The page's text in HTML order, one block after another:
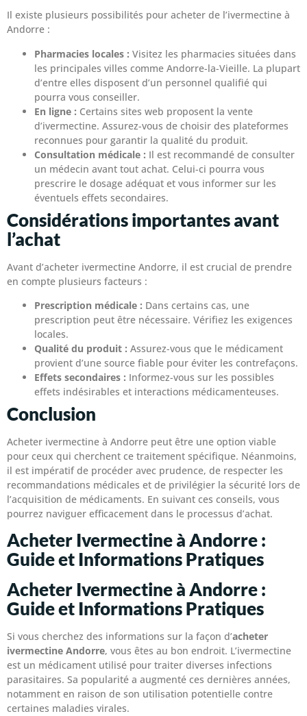
Il existe plusieurs possibilités pour acheter de l’ivermectine à
Andorre :
Pharmacies locales : Visitez les pharmacies situées dans
les principales villes comme Andorre-la-Vieille. La plupart
d’entre elles disposent d’un personnel qualifié qui
pourra vous conseiller.
En ligne : Certains sites web proposent la vente
d’ivermectine. Assurez-vous de choisir des plateformes
reconnues pour garantir la qualité du produit.
Consultation médicale : Il est recommandé de consulter
un médecin avant tout achat. Celui-ci pourra vous
prescrire le dosage adéquat et vous informer sur les
éventuels effets secondaires.
Considérations importantes avant
l’achat
Avant d’acheter ivermectine Andorre, il est crucial de prendre
en compte plusieurs facteurs :
Prescription médicale : Dans certains cas, une
prescription peut être nécessaire. Vérifiez les exigences
locales.
Qualité du produit : Assurez-vous que le médicament
provient d’une source fiable pour éviter les contrefaçons.
Effets secondaires : Informez-vous sur les possibles
effets indésirables et interactions médicamenteuses.
Conclusion
Acheter ivermectine à Andorre peut être une option viable
pour ceux qui cherchent ce traitement spécifique. Néanmoins,
il est impératif de procéder avec prudence, de respecter les
recommandations médicales et de privilégier la sécurité lors de
l’acquisition de médicaments. En suivant ces conseils, vous
pourrez naviguer efficacement dans le processus d’achat.
Acheter Ivermectine à Andorre :
Guide et Informations Pratiques
Acheter Ivermectine à Andorre :
Guide et Informations Pratiques
Si vous cherchez des informations sur la façon d’acheter
ivermectine Andorre, vous êtes au bon endroit. L’ivermectine
est un médicament utilisé pour traiter diverses infections
parasitaires. Sa popularité a augmenté ces dernières années,
notamment en raison de son utilisation potentielle contre
certaines maladies virales.